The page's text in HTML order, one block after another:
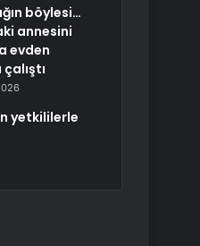
böylesi…
annesini
evden
yetkililerle